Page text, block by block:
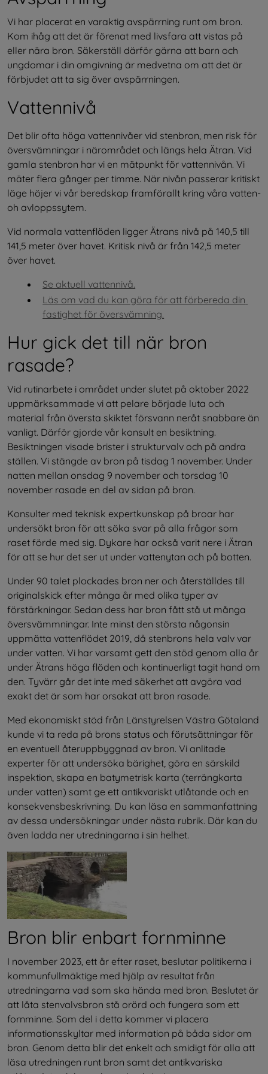
Vi har placerat en varaktig avspärrning runt om bron.
Kom ihåg att det är förenat med livsfara att vistas på
eller nära bron. Säkerställ därför gärna att barn och
ungdomar i din omgivning är medvetna om att det är
förbjudet att ta sig över avspärrningen.
Vattennivå
Det blir ofta höga vattennivåer vid stenbron, men risk för
översvämningar i närområdet och längs hela Ätran. Vid
gamla stenbron har vi en mätpunkt för vattennivån. Vi
mäter flera gånger per timme. När nivån passerar kritiskt
läge höjer vi vår beredskap framförallt kring våra vatten-
oh avloppssytem.
Vid normala vattenflöden ligger Ätrans nivå på 140,5 till
141,5 meter över havet. Kritisk nivå är från 142,5 meter
över havet.
Se aktuell vattennivå.
Läs om vad du kan göra för att förbereda din
fastighet för översvämning.
Hur gick det till när bron
rasade?
Vid rutinarbete i området under slutet på oktober 2022
uppmärksammade vi att pelare började luta och
material från översta skiktet försvann neråt snabbare än
vanligt. Därför gjorde vår konsult en besiktning.
Besiktningen visade brister i strukturvalv och på andra
ställen. Vi stängde av bron på tisdag 1 november. Under
natten mellan onsdag 9 november och torsdag 10
november rasade en del av sidan på bron.
Konsulter med teknisk expertkunskap på broar har
undersökt bron för att söka svar på alla frågor som
raset förde med sig. Dykare har också varit nere i Ätran
för att se hur det ser ut under vattenytan och på botten.
Under 90 talet plockades bron ner och återställdes till
originalskick efter många år med olika typer av
förstärkningar. Sedan dess har bron fått stå ut många
översvämmningar. Inte minst den största någonsin
uppmätta vattenflödet 2019, då stenbrons hela valv var
under vatten. Vi har varsamt gett den stöd genom alla år
under Ätrans höga flöden och kontinuerligt tagit hand om
den. Tyvärr går det inte med säkerhet att avgöra vad
exakt det är som har orsakat att bron rasade.
Med ekonomiskt stöd från Länstyrelsen Västra Götaland
kunde vi ta reda på brons status och förutsättningar för
en eventuell återuppbyggnad av bron. Vi anlitade
experter för att undersöka bärighet, göra en särskild
inspektion, skapa en batymetrisk karta (terrängkarta
under vatten) samt ge ett antikvariskt utlåtande och en
konsekvensbeskrivning. Du kan läsa en sammanfattning
av dessa undersökningar under nästa rubrik. Där kan du
även ladda ner utredningarna i sin helhet.
Bron blir enbart fornminne
I november 2023, ett år efter raset, beslutar politikerna i
kommunfullmäktige med hjälp av resultat från
utredningarna vad som ska hända med bron. Beslutet är
att låta stenvalvsbron stå orörd och fungera som ett
fornminne. Som del i detta kommer vi placera
informationsskyltar med information på båda sidor om
bron. Genom detta blir det enkelt och smidigt för alla att
läsa utredningen runt bron samt det antikvariska